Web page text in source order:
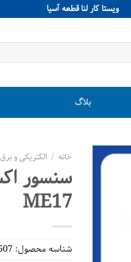
ويستا كار لنا قطعه آسيا
بلاگ
خانه / الکتریکی و
سنسور
ME17
شناسه محصول: